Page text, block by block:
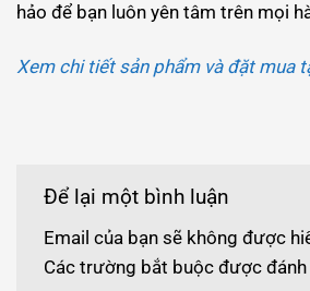
hảo để bạn luôn yên tâm trên mọi
Xem chi tiết sản phẩm và đặt mua
Để lại một bình luận
Email của bạn sẽ không được
Các trường bắt buộc được đánh